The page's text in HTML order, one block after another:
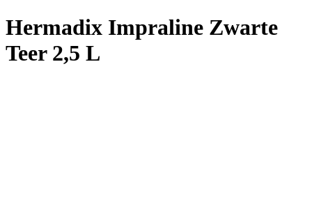
Hermadix Impraline Zwarte
Teer 2,5 L